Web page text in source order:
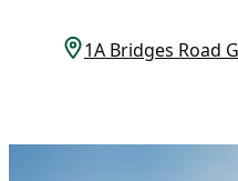
1A Bridges Road